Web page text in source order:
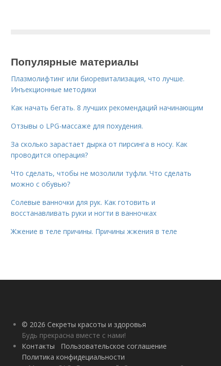
Популярные материалы
Плазмолифтинг или биоревитализация, что лучше.
Инъекционные методики
Как начать бегать. 8 лучших рекомендаций начинающим
Отзывы о LPG-массаже для похудения.
За сколько зарастает дырка от пирсинга в носу. Как
проводится операция?
Что сделать, чтобы не мозолили туфли. Что сделать
можно с обувью?
Солевые ванночки для рук. Как готовить и
восстанавливать руки и ногти в ванночках
Жжение в теле причины. Причины жжения в теле
© 2026 Секреты красоты и здоровья
Будь прекрасна вместе с нами!
Контакты
Пользовательское соглашение
Политика конфидециальности